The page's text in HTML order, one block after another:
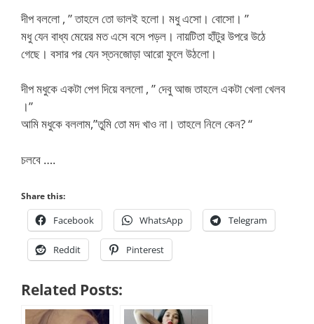
দীপ বললো , ” তাহলে তো ভালই হলো। মধু এসো। বোসো। ”
মধু যেন বাধ্য মেয়ের মত এসে বসে পড়ল। নায়টিতা হাঁটুর উপরে উঠে
গেছে। বসার পর যেন স্তনজোড়া আরো ফুলে উঠলো।
দীপ মধুকে একটা পেগ দিয়ে বললো , ” দেবু আজ তাহলে একটা খেলা খেলব
।”
আমি মধুকে বললাম,”তুমি তো মদ খাও না। তাহলে নিলে কেন? “
চলবে ….
Share this:
Facebook WhatsApp Telegram
Reddit Pinterest
Related Posts: